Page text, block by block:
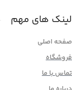
لینک های مهم
صفحه اصلی
فروشگاه
تماس با ما